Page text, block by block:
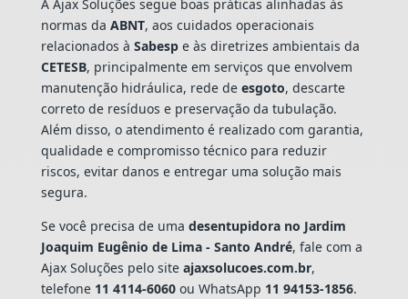
A Ajax Soluções segue boas práticas alinhadas às
normas da ABNT, aos cuidados operacionais
relacionados à Sabespe às diretrizes ambientais da
CETESB, principalmente em serviços que envolvem
manutenção hidráulica, rede de esgoto, descarte
correto de resíduos e preservação da tubulação.
Além disso, o atendimento é realizado com garantia,
qualidade e compromisso técnico para reduzir
riscos, evitar danos e entregar uma solução mais
segura.
Se você precisa de uma desentupidora no Jardim
Joaquim Eugênio de Lima - Santo André, fale com a
Ajax Soluções pelo site ajaxsolucoes.com.br,
telefone 11 4114-6060ou WhatsApp 11 94153-1856.